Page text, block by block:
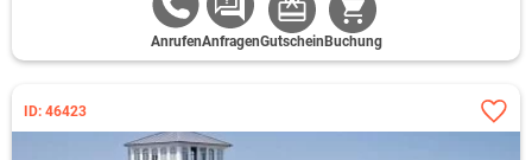
AnrufenAnfragenGutschein Buchung
ID: 46423